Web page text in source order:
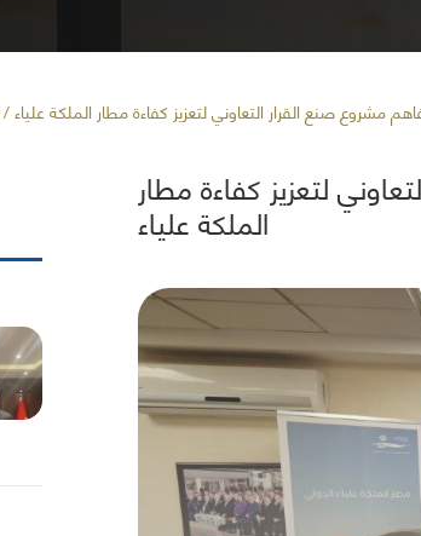
مشروع صنع القرار التعاوني لتعزيز كفاءة مطار الملكة علياء
لتعزيز كفاءة مطار
الملكة علياء